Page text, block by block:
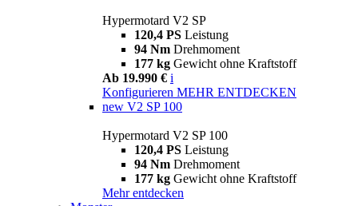
Hypermotard V2 SP
120,4 PS Leistung
94 Nm Drehmoment
177 kg Gewicht ohne Kraftstoff
Ab 19.990 € i
Konfigurieren MEHR ENTDECKEN
new V2 SP 100
Hypermotard V2 SP 100
120,4 PS Leistung
94 Nm Drehmoment
177 kg Gewicht ohne Kraftstoff
Mehr entdecken